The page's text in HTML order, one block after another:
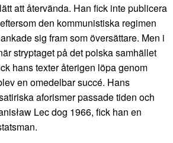
att återvända. Han fick inte publicera
den kommunistiska regimen
sig fram som översättare. Men i
stryptaget på det polska samhället
hans texter återigen löpa genom
en omedelbar succé. Hans
aforismer passade tiden och
Lec dog 1966, fick han en